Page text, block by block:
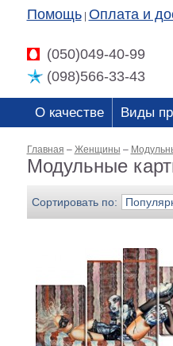
Помощь Оплата и
(050)049-40-99
(098)566-33-43
О качестве Виды
Главная – Женщины –
Модульные
Сортировать по: